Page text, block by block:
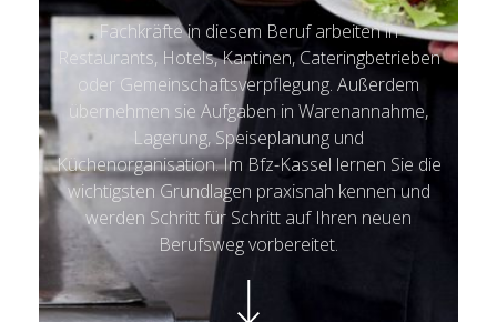
Fachkräfte in diesem Beruf arbeiten in
Restaurants, Hotels, Kantinen, Cateringbetrieben
oder Gemeinschaftsverpflegung. Außerdem
übernehmen sie Aufgaben in Warenannahme,
Lagerung, Speiseplanung und
Küchenorganisation. Im Bfz-Kassel lernen Sie die
wichtigsten Grundlagen praxisnah kennen und
werden Schritt für Schritt auf Ihren neuen
Berufsweg vorbereitet.